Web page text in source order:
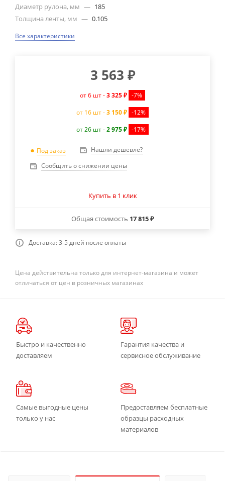
Диаметр рулона, мм — 185
Толщина ленты, мм — 0.105
Все характеристики
3 563 ₽
от 6 шт -3 325 ₽ -7%
от 16 шт -3 150 ₽ -12%
от 26 шт -2 975 ₽ -17%
Под заказ
Нашли дешевле?
Сообщить о снижении цены
Купить в 1 клик
Общая стоимость 17 815 ₽
Доставка: 3-5 дней после оплаты
Цена действительна только для интернет-магазина и может
отличаться от цен в розничных магазинах
Быстро и качественно
доставляем
Гарантия качества и
сервисное обслуживание
Самые выгодные цены
только у нас
Предоставляем бесплатные
образцы расходных
материалов